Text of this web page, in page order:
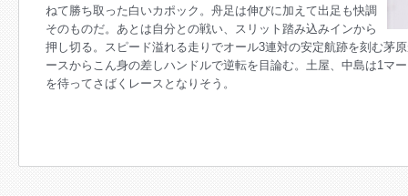
ねて勝ち取った白いカポック。舟足は伸びに加えて出足も快調
そのものだ。あとは自分との戦い、スリット踏み込みインから
押し切る。スピード溢れる走りでオール3連対の安定航跡を刻む茅
ースからこん身の差しハンドルで逆転を目論む。土屋、中島は1マ
を待ってさばくレースとなりそう。